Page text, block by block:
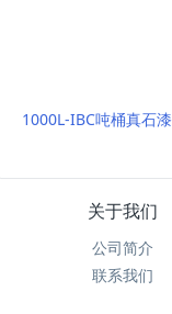
1000L-IBC吨桶真石
关于我们
公司简介
联系我们